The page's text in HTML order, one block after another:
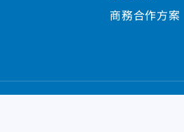
商務合作方案